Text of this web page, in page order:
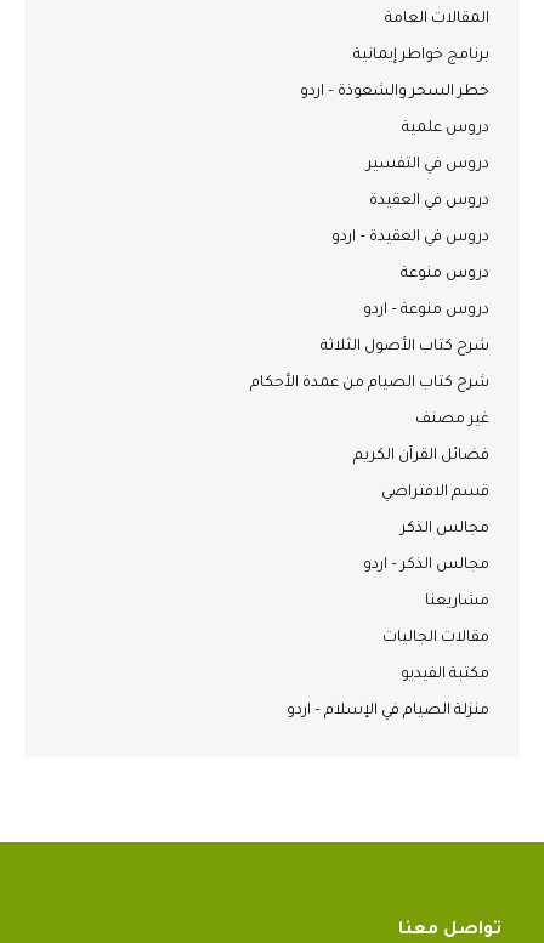
المقالات العامة
برنامج خواطر إيمانية
خطر السحر والشعوذة – اردو
دروس علمية
دروس في التفسير
دروس في العقيدة
دروس في العقيدة – اردو
دروس منوعة
دروس منوعة – اردو
شرح كتاب الأصول الثلاثة
شرح كتاب الصيام من عمدة الأحكام
غير مصنف
فضائل القرآن الكريم
قسم الافتراضي
مجالس الذكر
مجالس الذكر – اردو
مشاريعنا
مقالات الجاليات
مكتبة الفيديو
منزلة الصيام في الإسلام – اردو
تواصل معنا